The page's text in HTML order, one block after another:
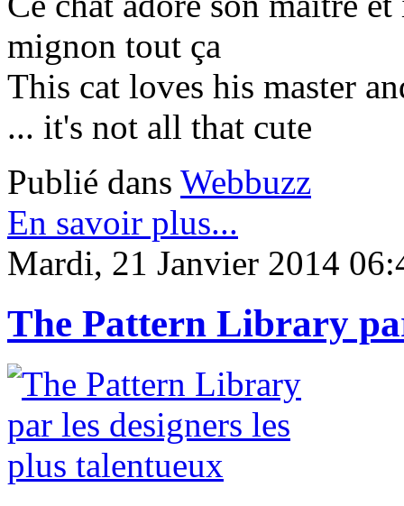
mignon tout ça
This cat loves his master
... it's not all that cute
Publié dans Webbuzz
En savoir plus...
Mardi, 21 Janvier 2014
The Pattern Library